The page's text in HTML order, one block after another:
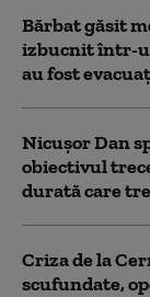
Bărbat găsit
izbucnit într-
au fost
Nicușor Dan
obiectivul
durată care
Criza de la
scufundate,